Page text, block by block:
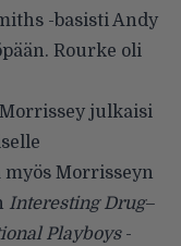
-basisti Andy
Rourke oli
julkaisi
Morrisseyn
Interesting Drug–
Playboys-